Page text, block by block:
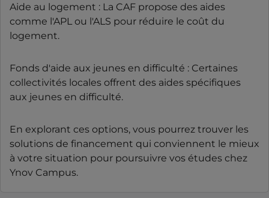
Aide au logement : La CAF propose des aides
comme l'APL ou l'ALS pour réduire le coût du
logement.
Fonds d'aide aux jeunes en difficulté : Certaines
collectivités locales offrent des aides spécifiques
aux jeunes en difficulté.
En explorant ces options, vous pourrez trouver les
solutions de financement qui conviennent le mieux
à votre situation pour poursuivre vos études chez
Ynov Campus.